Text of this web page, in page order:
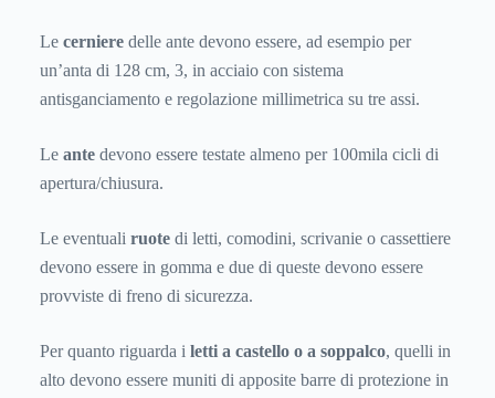
Le cerniere delle ante devono essere, ad esempio per
un’anta di 128 cm, 3, in acciaio con sistema
antisganciamento e regolazione millimetrica su tre assi.
Le ante devono essere testate almeno per 100mila cicli di
apertura/chiusura.
Le eventuali ruote di letti, comodini, scrivanie o cassettiere
devono essere in gomma e due di queste devono essere
provviste di freno di sicurezza.
Per quanto riguarda i letti a castello o a soppalco, quelli in
alto devono essere muniti di apposite barre di protezione in